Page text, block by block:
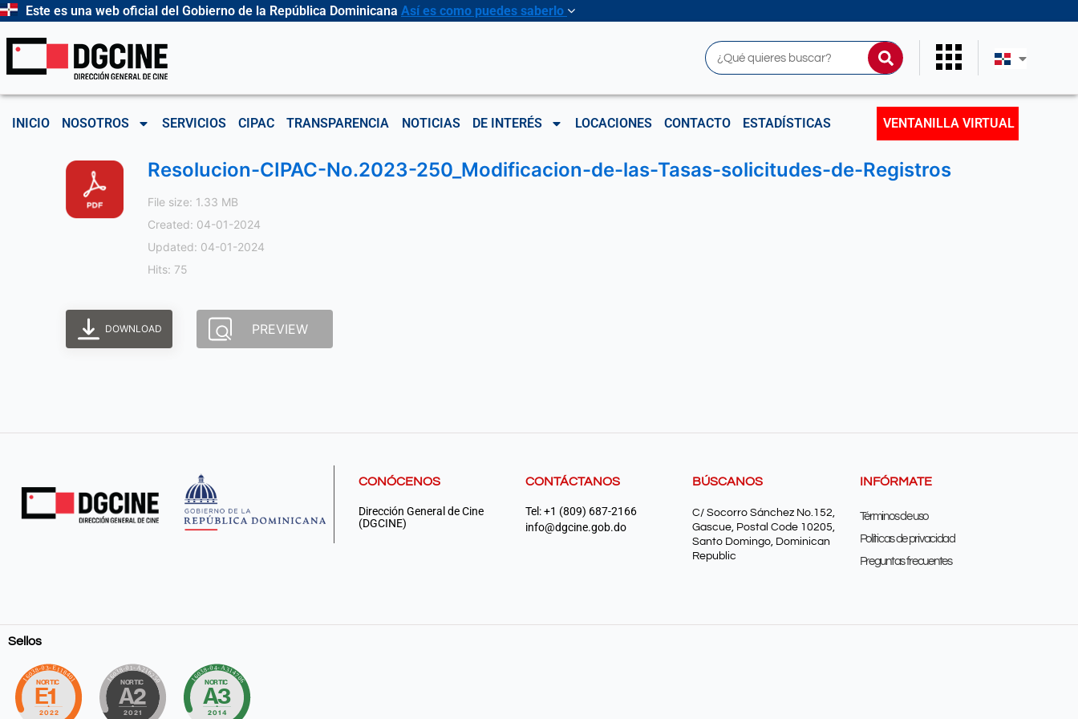
Ir
contenido
Este es una web oficial del Gobierno de la República Dominicana Así es como puedes saberlo
Buscar
INICIO NOSOTROS SERVICIOS CIPAC TRANSPARENCIA NOTICIAS DE INTERÉS LOCACIONES CONTACTO ESTADÍSTICAS VENTANILLA VIRTUAL
Resolucion-CIPAC-No.2023-250_Modificacion-de-las-Tasas-solicitudes-de-Registros
File size: 1.33 MB
Created: 04-01-2024
Updated: 04-01-2024
Hits: 75
DOWNLOAD PREVIEW
CONÓCENOS
Dirección General de Cine
(DGCINE)
CONTÁCTANOS
Tel: +1 (809) 687-2166
info@dgcine.gob.do
BÚSCANOS
C/ Socorro Sánchez No.152,
Gascue, Postal Code 10205,
Santo Domingo, Dominican
Republic
INFÓRMATE
Términos de uso
Políticas de privacidad
Preguntas frecuentes
Sellos